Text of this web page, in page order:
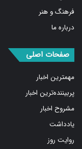
فرهنگ و هنر
صفحات اصلی
مهمترین اخبار
پربیننده‌ترین اخبار
مشروح اخبار
یادداشت
روایت روز